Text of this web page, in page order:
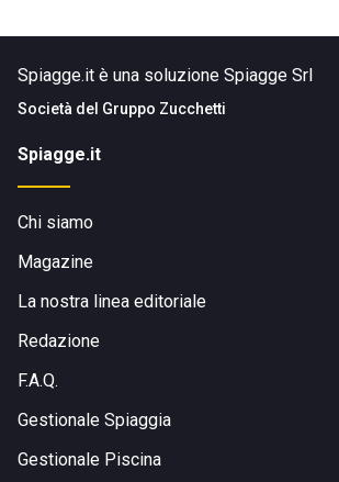
Spiagge.it è una soluzione Spiagge Srl
Società del Gruppo Zucchetti
Spiagge.it
Chi siamo
Magazine
La nostra linea editoriale
Redazione
F.A.Q.
Gestionale Spiaggia
Gestionale Piscina